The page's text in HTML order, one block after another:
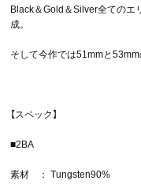
Black＆Gold＆Silver全てのエ
成。
そして今作では51mmと53mm
【スペック】
■2BA
素材 ： Tungsten90%